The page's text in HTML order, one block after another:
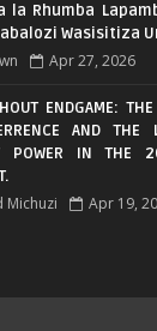
la Rhumba
Wasisitiza
Apr 27, 2026
ENDGAME: THE
AND THE
POWER IN THE
Michuzi Apr 19,